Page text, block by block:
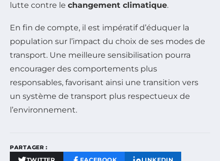
lutte contre le changement climatique.
En fin de compte, il est impératif d’éduquer la
population sur l’impact du choix de ses modes de
transport. Une meilleure sensibilisation pourra
encourager des comportements plus
responsables, favorisant ainsi une transition vers
un système de transport plus respectueux de
l’environnement.
PARTAGER :